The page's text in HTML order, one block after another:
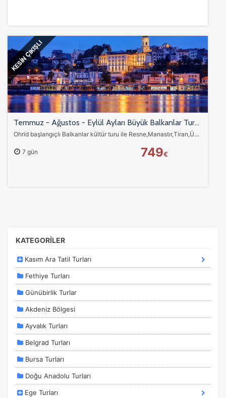
Çerez tercihlerinizibelirleyin.
Daha fazla bilgi için KVKK bilgilendirmemizi,çerez kullanım
gizlilik koşullarınıinceleyebilirsiniz.
Zorunlu Çerezler HER ZAMAN AKTIF
Oturum yönetimi, güvenlik ve temel site işlevleri için
gereklidir. Bu çerezler olmadan site düzgün çalışmaz ve
devre dışı bırakılamaz.
Pazarlama Çerezleri
Size ve ilgi alanlarınıza uygun reklamlar göstermek için
kullanılır. Kapatırsanız reklamları görmeye devam
edersiniz, ancak daha az alakalı olabilirler.
Tercihleri Kaydet
KESİN ÇIKIŞLI
Temmuz - Ağustos - Eylül Ayları Büyük Balkanlar Turu Thy ile Ekstra Turlar ve Akşam Yemekleri Dahil 7 Gece OHD-SJJ
Ohrid başlangıçlı Balkanlar kültür turu ile Resne,Manastır,Tiran,Üsküp,Belgrad,Saraybosna ve Mostar’ı keşfedin. THY uçuşları,Balkan gecesi ve tüm şehir turları…
7 gün 749€
KATEGORİLER
Kasım Ara Tatil Turları
Fethiye Turları
Günübirlik Turlar
Akdeniz Bölgesi
Ayvalık Turları
Belgrad Turları
Bursa Turları
Doğu Anadolu Turları
Ege Turları